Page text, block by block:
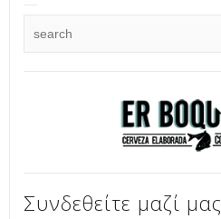
Συνδεθείτε μαζί μας